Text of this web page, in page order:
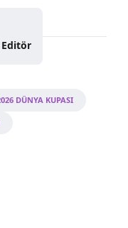
Editör
DÜNYA KUPASI